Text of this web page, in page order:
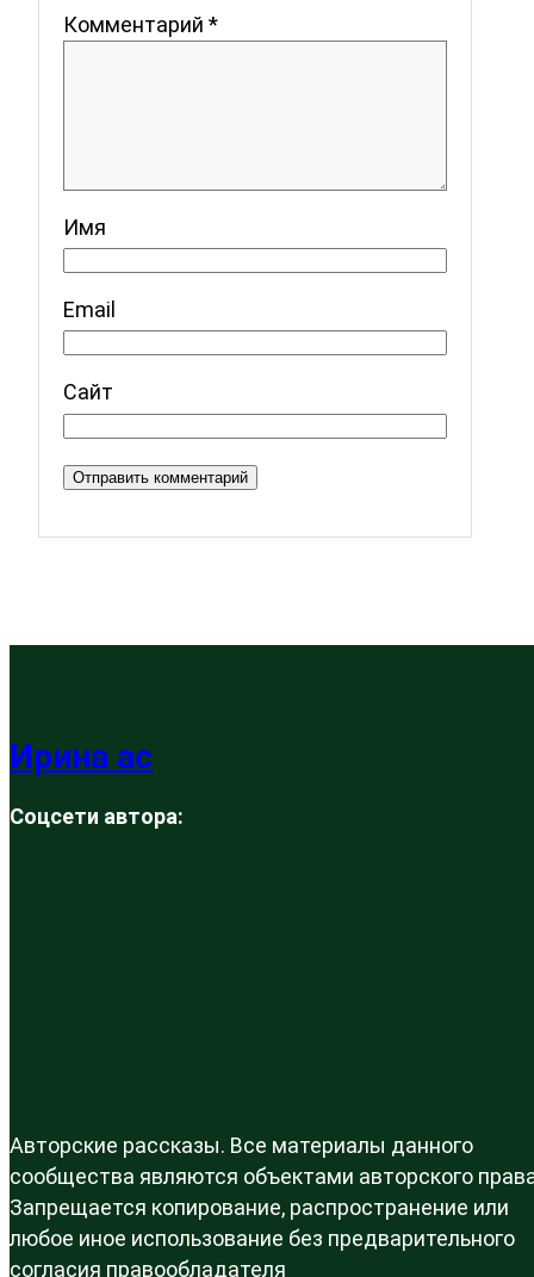
Комментарий *
Имя
Email
Сайт
Ирина ас
Соцсети автора:
Авторские рассказы. Все материалы данного
сообщества являются объектами авторского
Запрещается копирование, распространение или
любое иное использование без предварительного
согласия правообладателя